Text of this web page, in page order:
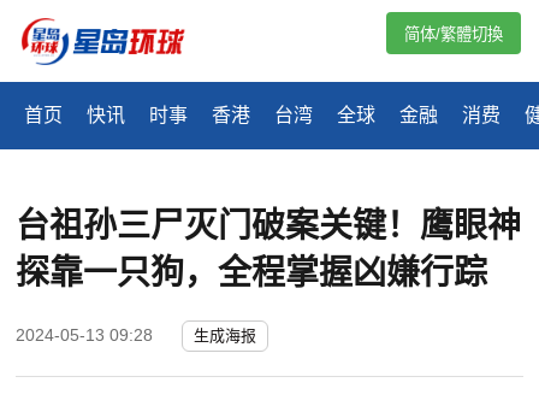
首页 快讯 时事 香港 台湾 全球 金融 消费
简体/繁體切換
台祖孙三尸灭门破案关键！鹰眼神
探靠一只狗，全程掌握凶嫌行踪
2024-05-13 09:28 生成海报